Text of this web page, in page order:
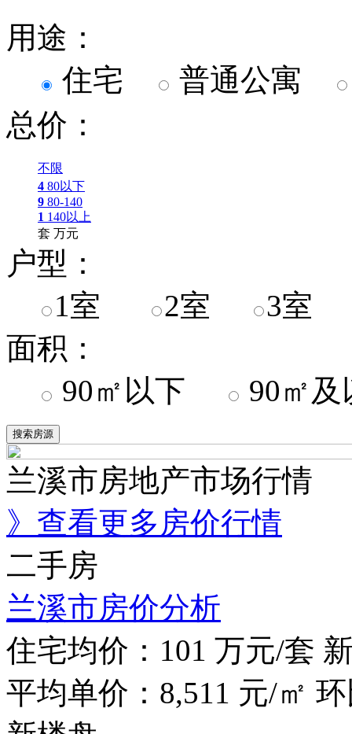
用途：
住宅
普通公寓
总价：
不限
4 80以下
9 80-140
1 140以上
套 万元
户型：
1室
2室
3室
面积：
90㎡以下
90㎡
兰溪市房地产市场行情
》查看更多房价行情
二手房
兰溪市房价分析
住宅均价： 101 万元/套
平均单价： 8,511 元/㎡